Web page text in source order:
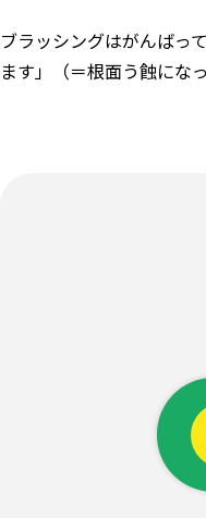
ブラッシングはがんばっ
ます」（＝根面う蝕にな